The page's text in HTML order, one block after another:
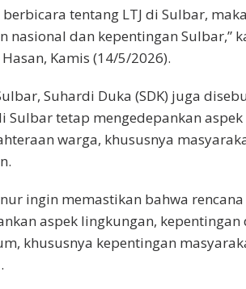
berbicara tentang LTJ di Sulbar,
nasional dan kepentingan Sulbar,”
Kamis (14/5/2026).
Suhardi Duka (SDK) juga
Sulbar tetap mengedepankan
warga, khususnya
ingin memastikan bahwa
aspek lingkungan,
khususnya kepentingan